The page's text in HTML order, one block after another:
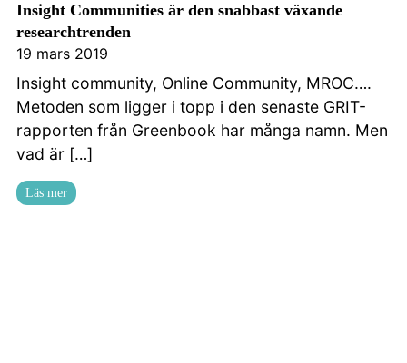
Insight Communities är den snabbast växande
researchtrenden
19 mars 2019
Insight community, Online Community, MROC….
Metoden som ligger i topp i den senaste GRIT-
rapporten från Greenbook har många namn. Men
vad är […]
Läs mer